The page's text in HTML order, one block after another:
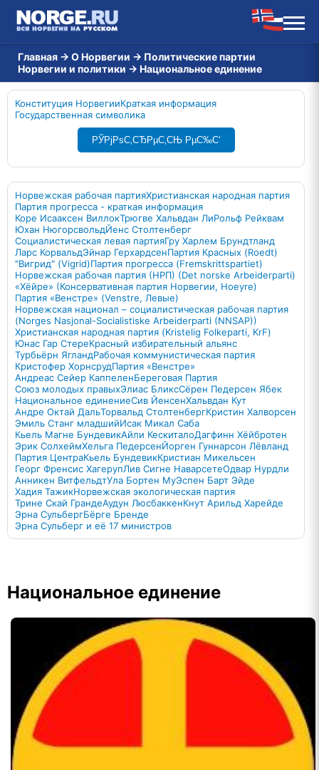
Главная → О Норвегии → Политические партии
Норвегии и политики → Национальное единение
Конституция НорвегииКраткая информация
Государственная символика
РЎРјРѕС‚СЂРµС‚СЊ РµС‰С‘
Норвежская рабочая партияХристианская народная партия
Партия прогресса - краткая информация
Коре Исааксен ВиллокТрюгве Хальвдан ЛиРольф Рейквам
Юхан НюгорсвольдЙенс Столтенберг
Социалистическая левая партияГру Харлем Брундтланд
Ларс КорвальдЭйнар ГерхардсенПартия Красных (Roedt)
"Вигрид" (Vigrid)Партия прогресса (Fremskrittspartiet)
Норвежская рабочая партия (НРП) (Det norske Arbeiderparti)
«Хёйре» (Консервативная партия Норвегии, Hoeyre)
Партия «Венстре» (Venstre, Левые)
Норвежская национал – социалистическая рабочая партия
(Norges Nasjonal-Socialistiske Arbeiderparti (NNSAP))
Христианская народная партия (Kristelig Folkeparti, KrF)
Юнас Гар СтереКрасный избирательный альянс
Турбьёрн ЯгландРабочая коммунистическая партия
Кристофер ХорнсрудПартия «Венстре»
Андреас Сейер КаппеленБереговая Партия
Союз молодых правыхЭлиас БликсСёрен Педерсен Ябек
Национальное единениеСив ЙенсенХальвдан Кут
Андре Октай ДальТорвальд СтолтенбергКристин Халворсен
Эмиль Станг младшийИсак Микал Саба
Кьель Магне БундевикАйли КескиталоДагфинн Хёйбротен
Эрик СолхеймХельга ПедерсенЙорген Гуннарсон Лёвланд
Партия ЦентраКьель БундевикКристиан Микельсен
Георг Френсис ХагерупЛив Сигне НаварсетеОдвар Нурдли
Анникен ВитфельдтУла Бортен МуЭспен Барт Эйде
Хадия ТажикНорвежская экологическая партия
Трине Скай ГрандеАудун ЛюсбаккенКнут Арильд Харейде
Эрна СульбергБёрге Бренде
Эрна Сульберг и её 17 министров
Национальное единение